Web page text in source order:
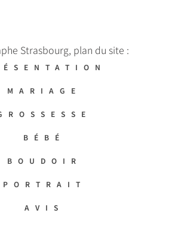
Strasbourg, plan du site :
MARIAGE
BÉBÉ
BOUDOIR
PORTRAIT
AVIS